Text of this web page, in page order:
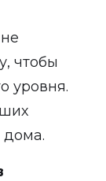
чтобы
уровня.
дома.